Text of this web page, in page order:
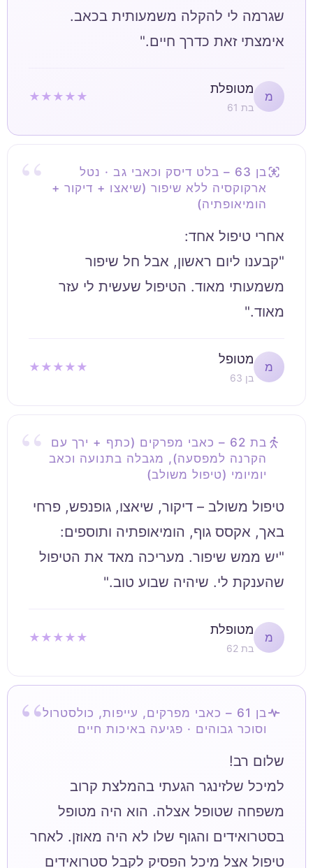
שגרמה לי להקלה משמעותית בכאב.
אימצתי זאת כדרך חיים."
מ
מטופלת
בת 61
★★★★★
בן 63 – בלט דיסק וכאבי גב · נטל
ארקוקסיה ללא שיפור (שיאצו + דיקור +
הומיאופתיה)
"קבענו ליום ראשון, אבל חל שיפור
משמעותי מאוד. הטיפול שעשית לי עזר
מאוד."
מ
מטופל
בן 63
★★★★★
בת 62 – כאבי מפרקים (כתף + ירך עם
הקרנה למפסעה), מגבלה בתנועה וכאב
יומיומי (טיפול משולב)
טיפול משולב – דיקור, שיאצו, גופנפש, פרחי
"יש ממש שיפור. מעריכה מאד את הטיפול
שהענקת לי. שיהיה שבוע טוב."
מ
מטופלת
בת 62
★★★★★
בן 61 – כאבי מפרקים, עייפות, כולסטרול
וסוכר גבוהים · פגיעה באיכות חיים
למיכל שלזינגר הגעתי בהמלצת קרוב
משפחה שטופל אצלה. הוא היה מטופל
בסטרואידים והגוף שלו לא היה מאוזן. לאחר
טיפול אצל מיכל הפסיק לקבל סטרואידים